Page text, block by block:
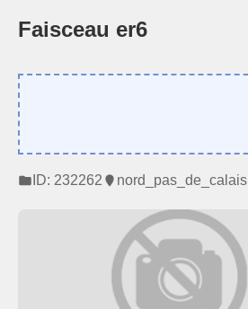
Faisceau er6
ID: 232262 nord_pas_de_calais